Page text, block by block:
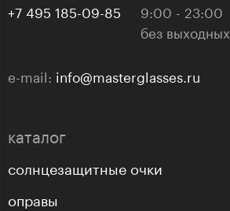
+7 495 185-09-85
9:00 - 23:00
без выходных
e-mail: info@masterglasses.ru
каталог
солнцезащитные очки
оправы